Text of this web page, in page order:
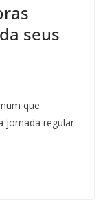
seus
que
jornada regular.